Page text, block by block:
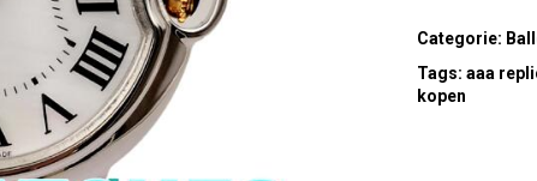
Categorie:
Tags:aaa
kopen